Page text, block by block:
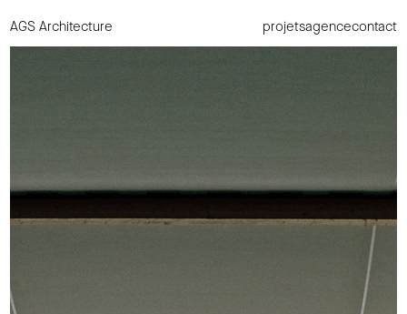
AGS Architecture projetsagencecontact